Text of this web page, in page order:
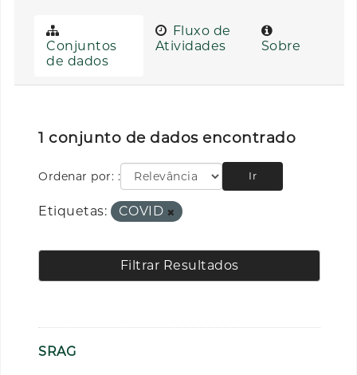
Conjuntos
de dados
Fluxo de
Atividades
Sobre
1 conjunto de dados encontrado
Ordenar por: Ir
Etiquetas: COVID
Filtrar Resultados
SRAG